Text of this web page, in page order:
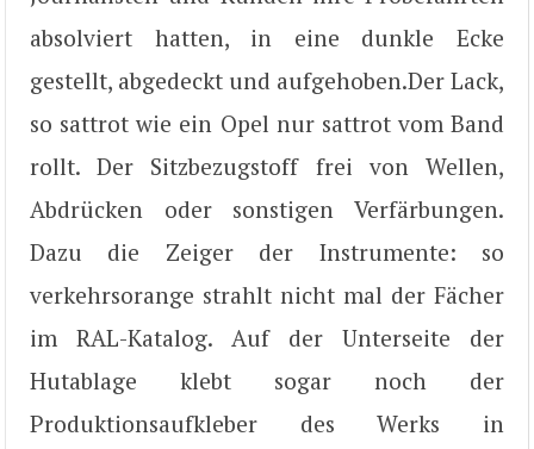
absolviert hatten, in eine dunkle Ecke
gestellt, abgedeckt und aufgehoben.Der Lack,
so sattrot wie ein Opel nur sattrot vom Band
rollt. Der Sitzbezugstoff frei von Wellen,
Abdrücken oder sonstigen Verfärbungen.
Dazu die Zeiger der Instrumente: so
verkehrsorange strahlt nicht mal der Fächer
im RAL-Katalog. Auf der Unterseite der
Hutablage klebt sogar noch der
Produktionsaufkleber des Werks in